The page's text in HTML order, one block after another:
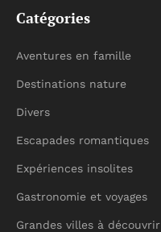
Catégories
Aventures en famille
Destinations nature
Divers
Escapades romantiques
Expériences insolites
Gastronomie et voyages
Grandes villes à découvrir